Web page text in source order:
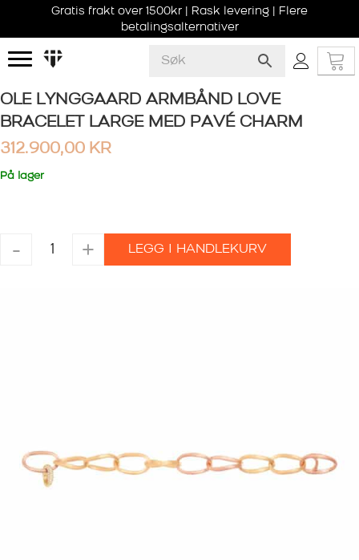
Gratis frakt over 1500kr | Rask levering | Flere
betalingsalternativer
OLE LYNGGAARD ARMBÅND LOVE
BRACELET LARGE MED PAVÉ CHARM
312.900,00 KR
På lager
-
OLE
LYNGGAARD
+ LEGG I HANDLEKURV